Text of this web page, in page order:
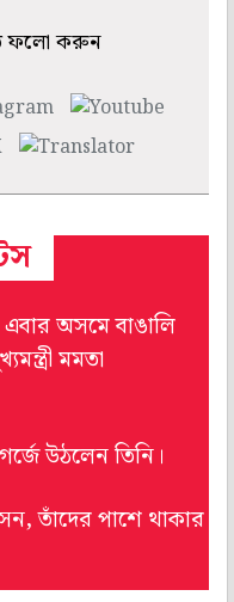
ফলো করুন
অসমে বাঙালি
মমতা
উঠলেন তিনি।
তাঁদের পাশে থাকার